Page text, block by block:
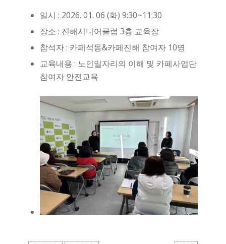
일시 : 2026. 01. 06 (화) 9:30~11:30
장소 : 진해시니어클럽 3층 교육장
참석자 : 카페석동&카페진해 참여자 10명
교육내용 : 노인일자리의 이해 및 카페사업단
참여자 안전교육